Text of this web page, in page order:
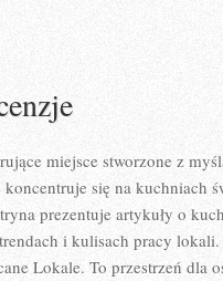
miejsce stworzone z
koncentruje się na kuchniach
prezentuje artykuły o
i kulisach pracy
Lokale. To przestrzeń dla